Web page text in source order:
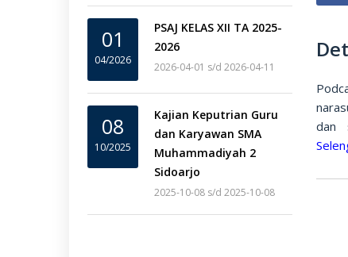
01
04/2026
PSAJ KELAS XII TA 2025-
2026
2026-04-01 s/d 2026-04-11
08
10/2025
Kajian Keputrian Guru
dan Karyawan SMA
Muhammadiyah 2
Sidoarjo
2025-10-08 s/d 2025-10-08
dan